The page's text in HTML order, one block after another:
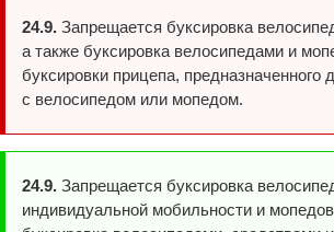
24.9. Запрещается буксировка
а также буксировка велосипедами и
буксировки прицепа, предназначенного
с велосипедом или мопедом.
24.9. Запрещается буксировка
индивидуальной мобильности и